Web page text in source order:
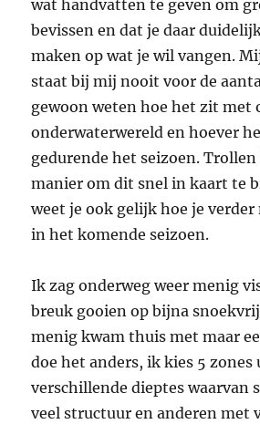
wat handvatten te geven om
bevissen en dat je daar
maken op wat je wil vangen.
staat bij mij nooit voor de
gewoon weten hoe het zit met
onderwaterwereld en hoever
gedurende het seizoen. Trollen
manier om dit snel in kaart te
weet je ook gelijk hoe je
in het komende seizoen.
Ik zag onderweg weer menig
breuk gooien op bijna
menig kwam thuis met maar
doe het anders, ik kies 5 zones
verschillende dieptes waarvan
veel structuur en anderen met